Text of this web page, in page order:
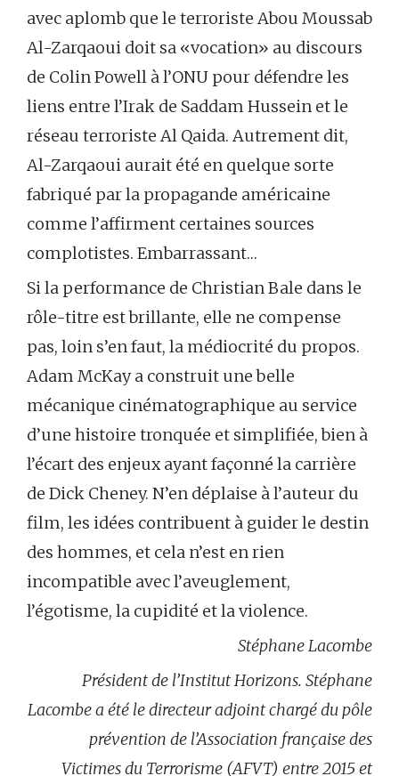
avec aplomb que le terroriste Abou Moussab
Al-Zarqaoui doit sa «vocation» au discours
de Colin Powell à l’ONU pour défendre les
liens entre l’Irak de Saddam Hussein et le
réseau terroriste Al Qaida. Autrement dit,
Al-Zarqaoui aurait été en quelque sorte
fabriqué par la propagande américaine
comme l’affirment certaines sources
complotistes. Embarrassant…
Si la performance de Christian Bale dans le
rôle-titre est brillante, elle ne compense
pas, loin s’en faut, la médiocrité du propos.
Adam McKay a construit une belle
mécanique cinématographique au service
d’une histoire tronquée et simplifiée, bien à
l’écart des enjeux ayant façonné la carrière
de Dick Cheney. N’en déplaise à l’auteur du
film, les idées contribuent à guider le destin
des hommes, et cela n’est en rien
incompatible avec l’aveuglement,
l’égotisme, la cupidité et la violence.
Stéphane Lacombe
Président de l’Institut Horizons. Stéphane
Lacombe a été le directeur adjoint chargé du pôle
prévention de l’Association française des
Victimes du Terrorisme (AFVT) entre 2015 et